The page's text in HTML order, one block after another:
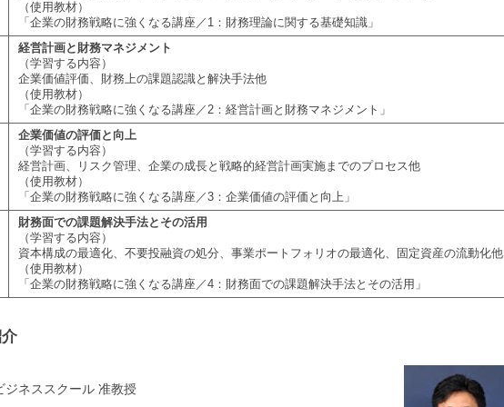
（使用教材）
「企業の財務戦略に強くなる講座／1：財務理論に関する基礎知識」
経営計画と財務マネジメント
（学習する内容）
企業価値評価、財務上の課題認識と解決手法他
（使用教材）
「企業の財務戦略に強くなる講座／2：経営計画と財務マネジメント」
企業価値の評価と向上
（学習する内容）
経営計画、リスク管理、企業の成長と戦略的経営計画実施までのプロセス他
（使用教材）
「企業の財務戦略に強くなる講座／3：企業価値の評価と向上」
財務面での課題解決手法とその活用
（学習する内容）
資本構成の最適化、不要投融資の処分、事業ポートフォリオの最適化、固定資産の流動化他
（使用教材）
「企業の財務戦略に強くなる講座／4：財務面での課題解決手法とその活用」
ジネススクール 准教授